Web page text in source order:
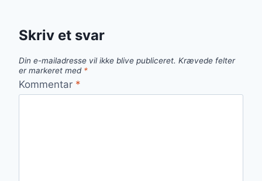
Skriv et svar
Din e-mailadresse vil ikke blive publiceret. Krævede felter
er markeret med *
Kommentar *